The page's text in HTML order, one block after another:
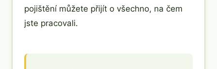
pojištění můžete přijít o všechno, na čem
jste pracovali.